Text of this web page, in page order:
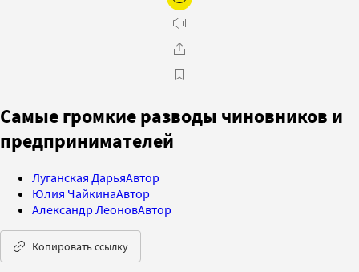
Самые громкие разводы чиновников и
предпринимателей
Луганская ДарьяАвтор
Юлия ЧайкинаАвтор
Александр ЛеоновАвтор
Копировать ссылку